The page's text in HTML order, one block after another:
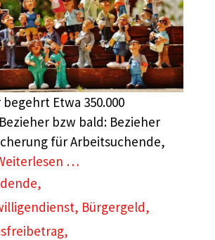
Etwa 350.000
bzw bald: Bezieher
für Arbeitsuchende,
…
,
, Bürgergeld,
,